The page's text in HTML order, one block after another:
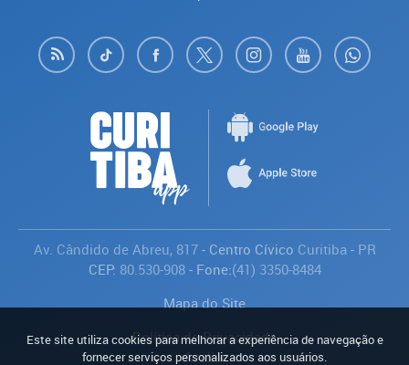
Av. Cândido de Abreu, 817- Centro Cívico Curitiba- PR
CEP: 80.530-908- Fone:(41) 3350-8484
Mapa do Site
Política de Privacidade
Avaliar
Este site utiliza cookies para melhorar a experiência de navegação e
fornecer serviços personalizados aos usuários.